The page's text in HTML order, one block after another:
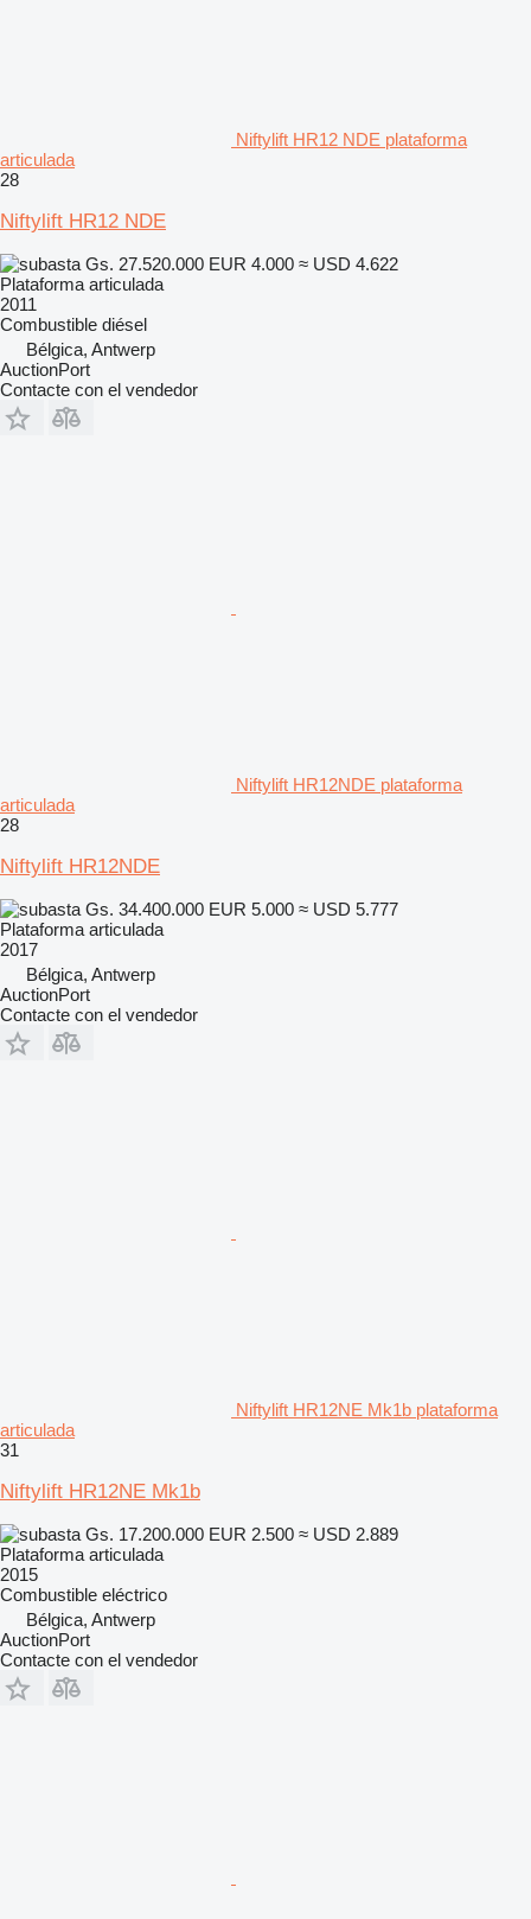
Niftylift HR12 NDE plataforma
articulada
28
Niftylift HR12 NDE
Gs. 27.520.000 EUR 4.000 ≈ USD 4.622
Plataforma articulada
2011
Combustible diésel
Bélgica, Antwerp
AuctionPort
Contacte con el vendedor
Niftylift HR12NDE plataforma
articulada
28
Niftylift HR12NDE
Gs. 34.400.000 EUR 5.000 ≈ USD 5.777
Plataforma articulada
2017
Bélgica, Antwerp
AuctionPort
Contacte con el vendedor
Niftylift HR12NE Mk1b plataforma
articulada
31
Niftylift HR12NE Mk1b
Gs. 17.200.000 EUR 2.500 ≈ USD 2.889
Plataforma articulada
2015
Combustible eléctrico
Bélgica, Antwerp
AuctionPort
Contacte con el vendedor